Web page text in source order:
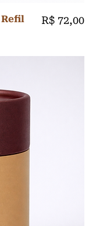
Refil Preço
R$ 72,00